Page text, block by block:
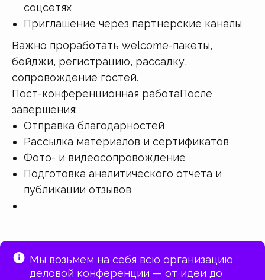
соцсетях
Приглашение через партнерские каналы
Важно проработать welcome-пакеты,
бейджи, регистрацию, рассадку,
сопровождение гостей.
Пост-конференционная работаПосле
завершения:
Отправка благодарностей
Рассылка материалов и сертификатов
Фото- и видеосопровождение
Подготовка аналитического отчета и
публикации отзывов
Мы возьмем на себя всю организацию
деловой конференции — от идеи до